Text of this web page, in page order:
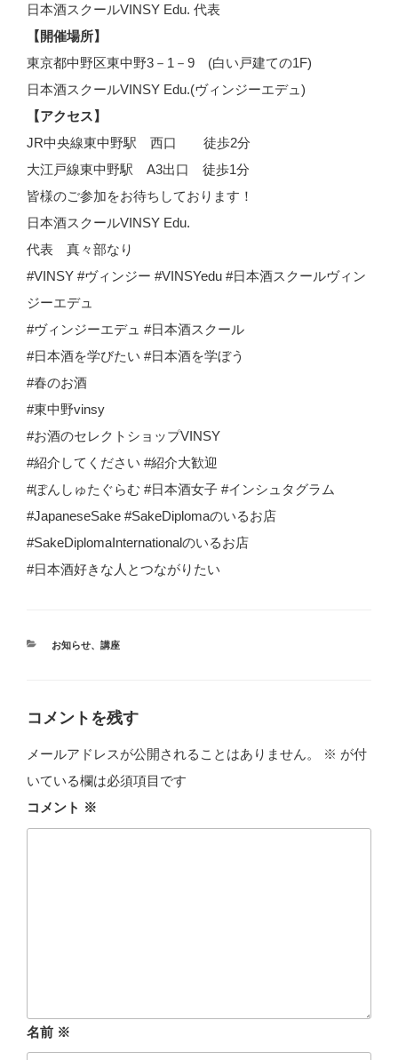
日本酒スクールVINSY Edu. 代表
【開催場所】
東京都中野区東中野3－1－9 (白い戸建ての1F)
日本酒スクールVINSY Edu.(ヴィンジーエデュ)
【アクセス】
JR中央線東中野駅 西口 徒歩2分
大江戸線東中野駅 A3出口 徒歩1分
皆様のご参加をお待ちしております！
日本酒スクールVINSY Edu.
代表 真々部なり
#VINSY #ヴィンジー #VINSYedu #日本酒スクールヴィン
ジーエデュ
#ヴィンジーエデュ #日本酒スクール
#日本酒を学びたい #日本酒を学ぼう
#春のお酒
#東中野vinsy
#お酒のセレクトショップVINSY
#紹介してください #紹介大歓迎
#ぽんしゅたぐらむ #日本酒女子 #インシュタグラム
#JapaneseSake #SakeDiplomaのいるお店
#SakeDiplomaInternationalのいるお店
#日本酒好きな人とつながりたい
カ
お知らせ、 講座
コメントを残す
メールアドレスが公開されることはありません。 ※ が付
いている欄は必須項目です
コメント ※
名前 ※